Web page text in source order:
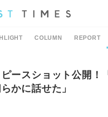
COLUMN REPORT
ースショット公開！
かに話せた」